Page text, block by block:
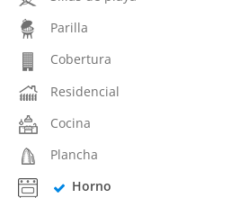
Parilla
Cobertura
Residencial
Cocina
Plancha
Horno